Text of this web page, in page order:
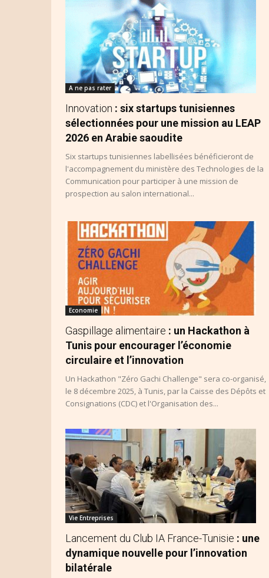
A ne pas rater
Innovation : six startups tunisiennes
sélectionnées pour une mission au LEAP
2026 en Arabie saoudite
Six startups tunisiennes labellisées bénéficieront de
l'accompagnement du ministère des Technologies de la
Communication pour participer à une mission de
prospection au salon international...
Economie
Gaspillage alimentaire : un Hackathon à
Tunis pour encourager l’économie
circulaire et l’innovation
Un Hackathon "Zéro Gachi Challenge" sera co-organisé,
le 8 décembre 2025, à Tunis, par la Caisse des Dépôts et
Consignations (CDC) et l'Organisation des...
Vie Entreprises
Lancement du Club IA France-Tunisie : une
dynamique nouvelle pour l’innovation
bilatérale